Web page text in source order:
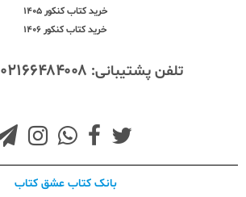
خرید کتاب کنکور 1405
خرید کتاب کنکور 1406
تلفن پشتیبانی: ۰۲۱۶۶۴۸۴۰۰۸
بانک کتاب عشق کتاب